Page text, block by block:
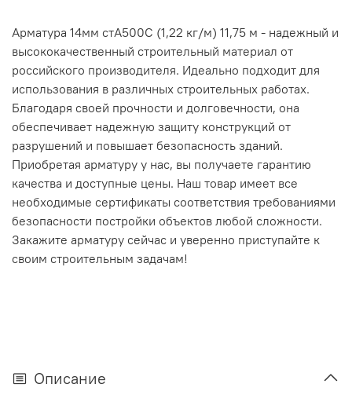
Арматура 14мм стА500С (1,22 кг/м) 11,75 м - надежный и
высококачественный строительный материал от
российского производителя. Идеально подходит для
использования в различных строительных работах.
Благодаря своей прочности и долговечности, она
обеспечивает надежную защиту конструкций от
разрушений и повышает безопасность зданий.
Приобретая арматуру у нас, вы получаете гарантию
качества и доступные цены. Наш товар имеет все
необходимые сертификаты соответствия требованиями
безопасности постройки объектов любой сложности.
Закажите арматуру сейчас и уверенно приступайте к
своим строительным задачам!
Описание